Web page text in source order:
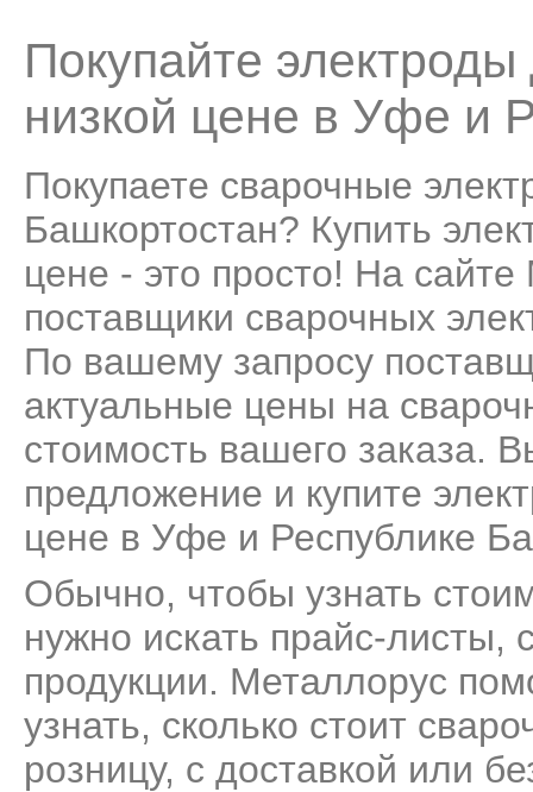
Покупайте
низкой цене в Уфе и
Покупаете сварочные
Башкортостан? Купить
цене - это просто! На
поставщики сварочных
По вашему запросу
актуальные цены на
стоимость вашего заказа.
предложение и купите
цене в Уфе и Республике
Обычно, чтобы узнать
нужно искать прайс-листы,
продукции. Металлорус
узнать, сколько стоит
розницу, с доставкой или